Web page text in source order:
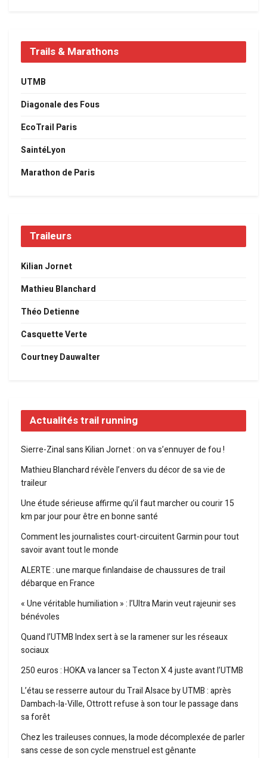
Trails & Marathons
UTMB
Diagonale des Fous
EcoTrail Paris
SaintéLyon
Marathon de Paris
Traileurs
Kilian Jornet
Mathieu Blanchard
Théo Detienne
Casquette Verte
Courtney Dauwalter
Actualités trail running
Sierre-Zinal sans Kilian Jornet : on va s’ennuyer de fou !
Mathieu Blanchard révèle l’envers du décor de sa vie de
traileur
Une étude sérieuse affirme qu’il faut marcher ou courir 15
km par jour pour être en bonne santé
Comment les journalistes court-circuitent Garmin pour tout
savoir avant tout le monde
ALERTE : une marque finlandaise de chaussures de trail
débarque en France
« Une véritable humiliation » : l’Ultra Marin veut rajeunir ses
bénévoles
Quand l’UTMB Index sert à se la ramener sur les réseaux
sociaux
250 euros : HOKA va lancer sa Tecton X 4 juste avant l’UTMB
L’étau se resserre autour du Trail Alsace by UTMB : après
Dambach-la-Ville, Ottrott refuse à son tour le passage dans
sa forêt
Chez les traileuses connues, la mode décomplexée de parler
sans cesse de son cycle menstruel est gênante